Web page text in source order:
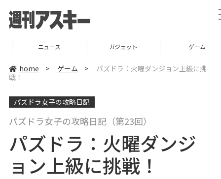
ニュース ガジェット ゲーム
home > ゲーム >
パズドラ：火曜ダンジョン上級に挑
戦！
パズドラ女子の攻略日記
パズドラ女子の攻略日記（第23回）
パズドラ：火曜ダンジ
ョン上級に挑戦！